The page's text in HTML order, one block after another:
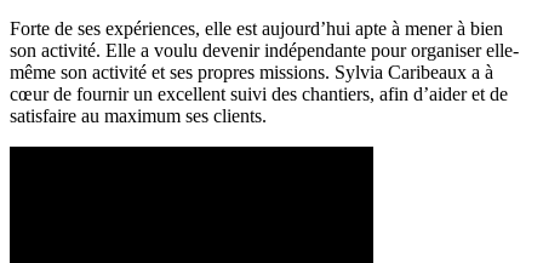
Forte de ses expériences, elle est aujourd’hui apte à mener à bien
son activité. Elle a voulu devenir indépendante pour organiser elle-
même son activité et ses propres missions. Sylvia Caribeaux a à
cœur de fournir un excellent suivi des chantiers, afin d’aider et de
satisfaire au maximum ses clients.